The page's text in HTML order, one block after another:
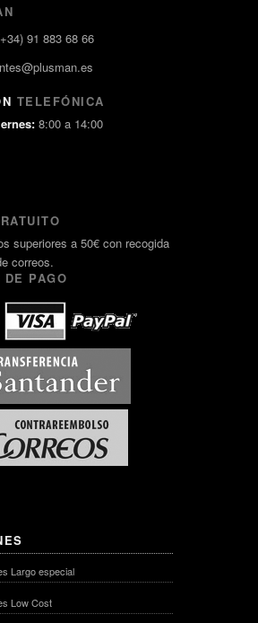
91 883 68 66
TELEFÓNICA
8:00 a 14:00
superiores a 50€ con recogida
correos.
DE PAGO
Largo especial
Low Cost